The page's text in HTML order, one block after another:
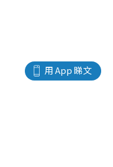
用 App 睇文